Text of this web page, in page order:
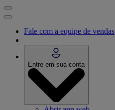
Fale com a equipe de vendas
Entre em sua conta